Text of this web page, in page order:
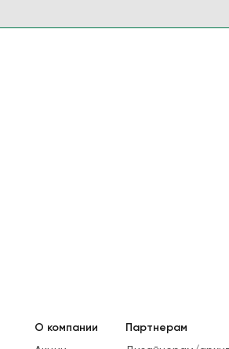
О компании Партнерам